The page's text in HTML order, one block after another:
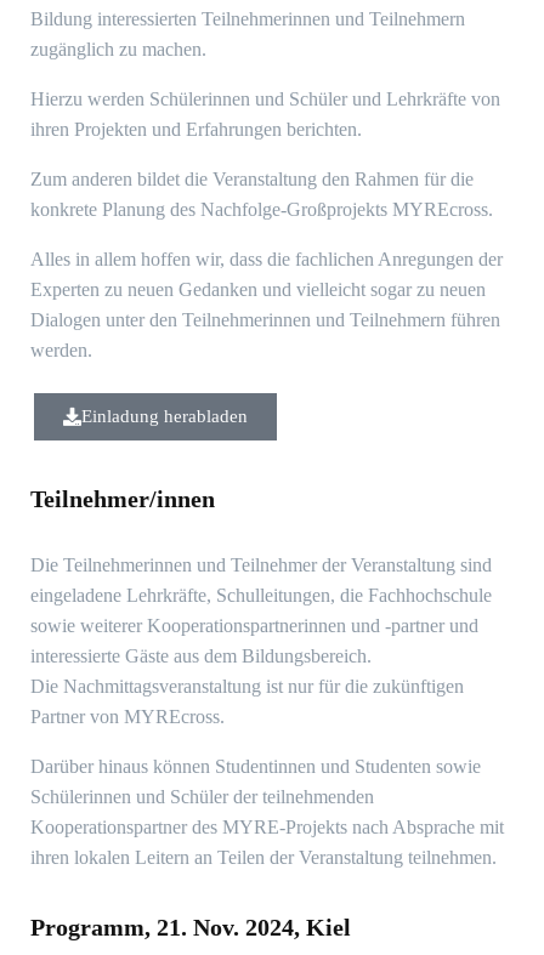
Bildung interessierten Teilnehmerinnen und Teilnehmern
zugänglich zu machen.
Hierzu werden Schülerinnen und Schüler und Lehrkräfte von
ihren Projekten und Erfahrungen berichten.
Zum anderen bildet die Veranstaltung den Rahmen für die
konkrete Planung des Nachfolge-Großprojekts MYREcross.
Alles in allem hoffen wir, dass die fachlichen Anregungen der
Experten zu neuen Gedanken und vielleicht sogar zu neuen
Dialogen unter den Teilnehmerinnen und Teilnehmern führen
werden.
Einladung herabladen
Teilnehmer/innen
Die Teilnehmerinnen und Teilnehmer der Veranstaltung sind
eingeladene Lehrkräfte, Schulleitungen, die Fachhochschule
sowie weiterer Kooperationspartnerinnen und -partner und
interessierte Gäste aus dem Bildungsbereich.
Die Nachmittagsveranstaltung ist nur für die zukünftigen
Partner von MYREcross.
Darüber hinaus können Studentinnen und Studenten sowie
Schülerinnen und Schüler der teilnehmenden
Kooperationspartner des MYRE-Projekts nach Absprache mit
ihren lokalen Leitern an Teilen der Veranstaltung teilnehmen.
Programm, 21. Nov. 2024, Kiel